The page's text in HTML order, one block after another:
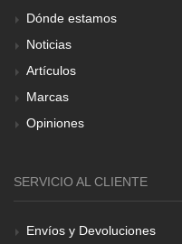
Dónde estamos
Noticias
Artículos
Marcas
Opiniones
SERVICIO AL CLIENTE
Envíos y Devoluciones